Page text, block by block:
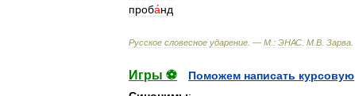
проба́нд
Русское словесное ударение . — М : ЭНАС М В Зарва
Игры ⚽
Поможем написать курсовую